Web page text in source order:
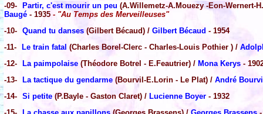
-09- Partir, c'est mourir un peu (A.Willemetz-A.Mouezy -Eon-Wernert-
Baugé - 1935 - "Au Temps des Merveilleuses"
-10- Quand tu danses (Gilbert Bécaud) / Gilbert Bécaud - 1954
-11- Le train fatal (Charles Borel-Clerc - Charles-Louis Pothier ) /
-12- La paimpolaise (Théodore Botrel - E.Feautrier) / Mona Kerys -
-13- La tactique du gendarme (Bourvil-E.Lorin - Le Plat) / André
-14- Si petite (P.Bayle - Gaston Claret) / Lucienne Boyer - 1932